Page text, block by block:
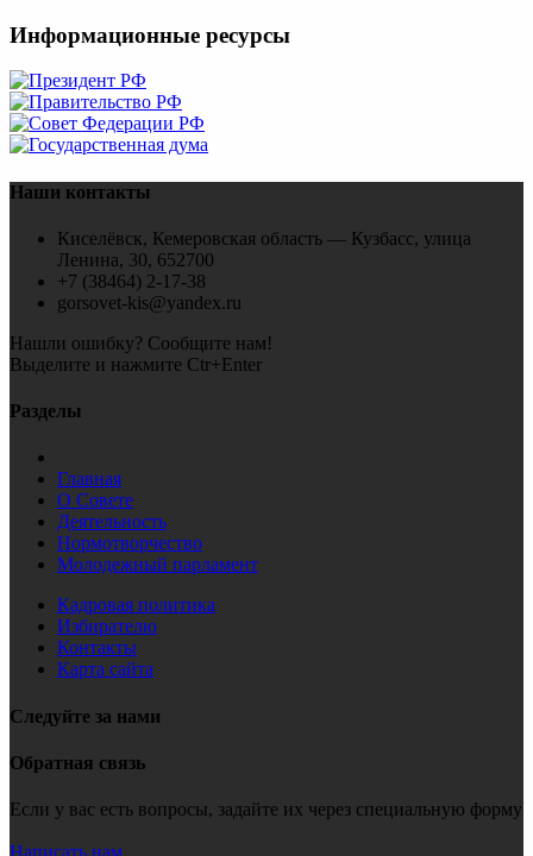
Информационные ресурсы
Наши контакты
Киселёвск, Кемеровская область — Кузбасс, улица
Ленина, 30, 652700
+7 (38464) 2-17-38
gorsovet-kis@yandex.ru
Нашли ошибку? Сообщите нам!
Выделите и нажмите Ctr+Enter
Разделы
Главная
О Совете
Деятельность
Нормотворчество
Молодежный парламент
Кадровая политика
Избирателю
Контакты
Карта сайта
Следуйте за нами
Обратная связь
Если у вас есть вопросы, задайте их через специальную форму